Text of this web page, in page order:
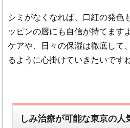
シミがなくなれば、口紅の発色
ッピンの唇にも自信が持てます
ケアや、日々の保湿は徹底して
るように心掛けていきたいですね
しみ治療が可能な東京の人